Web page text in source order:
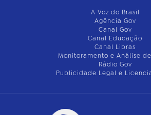
A Voz do Brasil
Agência Gov
Canal Gov
Canal Educação
Canal Libras
Monitoramento e Análise
Rádio Gov
Publicidade Legal e